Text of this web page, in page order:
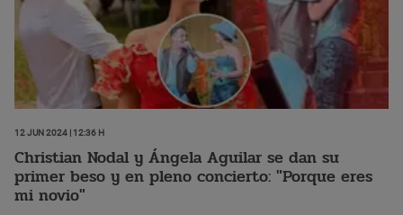
12 Jun 2024 | 12:36 h
Christian Nodal y Ángela Aguilar se dan su
primer beso y en pleno concierto: "Porque eres
mi novio"